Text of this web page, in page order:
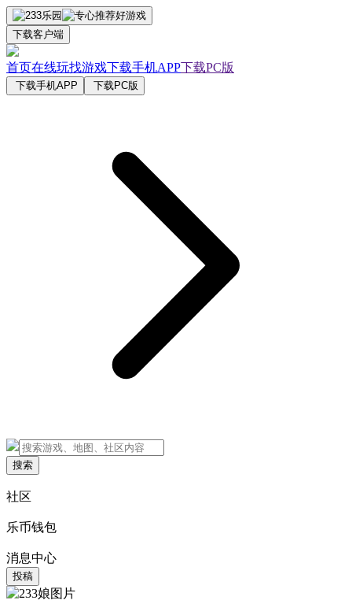
下载客户端
首页在线玩找游戏下载手机APP下载PC版
下载手机APP 下载PC版
搜索
社区
乐币钱包
消息中心
投稿